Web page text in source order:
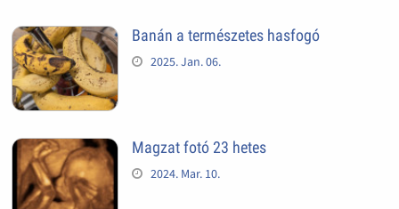
Banán a természetes hasfogó
2025. Jan. 06.
Magzat fotó 23 hetes
2024. Mar. 10.